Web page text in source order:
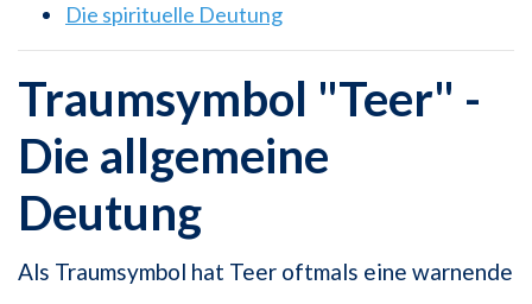
Die spirituelle Deutung
Traumsymbol "Teer" -
Die allgemeine
Deutung
Als Traumsymbol hat Teer oftmals eine warnende